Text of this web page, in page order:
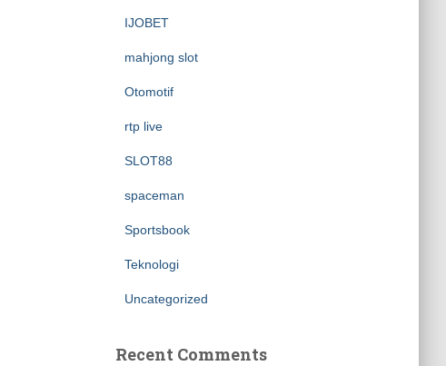
IJOBET
mahjong slot
Otomotif
rtp live
SLOT88
spaceman
Sportsbook
Teknologi
Uncategorized
Recent Comments